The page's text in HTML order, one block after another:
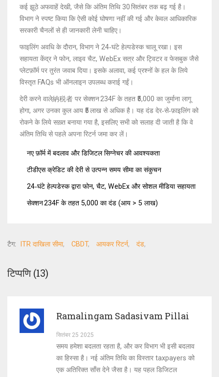
कई झूठे अफवाहें देखी, जैसे कि अंतिम तिथि 30 सितंबर तक बढ़ गई है।
विभाग ने स्पष्ट किया कि ऐसी कोई घोषणा नहीं की गई और केवल आधिकारिक
सरकारी चैनलों से ही जानकारी लेनी चाहिए।
फाइलिंग अवधि के दौरान, विभाग ने 24‑घंटे हेल्पडेस्क चालू रखा। इस
सहायता केंद्र ने फोन, लाइव चैट, WebEx सत्र और ट्विटर व फेसबुक जैसे
प्लेटफ़ॉर्म पर तुरंत जवाब दिया। इसके अलावा, कई प्रश्नों के हल के लिये
विस्तृत FAQs भी ऑनलाइन उपलब्ध कराई गईं।
देरी करने वाले納税者 पर सेक्शन 234F के तहत ₹5,000 का जुर्माना लागू
होगा, अगर उनका कुल आय ₹5 लाख से अधिक है। यह दंड देर‑से‑फ़ाइलिंग को
रोकने के लिये सख़्त बनाया गया है, इसलिए सभी को सलाह दी जाती है कि वे
अंतिम तिथि से पहले अपना रिटर्न जमा कर लें।
नए फ़ॉर्म में बदलाव और डिजिटल सिग्नेचर की आवश्यकता
टीडीएस क्रेडिट की देरी से उत्पन्न समय सीमा का संकुचन
24‑घंटे हेल्पडेस्क द्वारा फोन, चैट, WebEx और सोशल मीडिया सहायता
सेक्शन 234F के तहत ₹5,000 का दंड (आय > ₹5 लाख)
टैग: ITR दाखिला सीमा CBDT आयकर रिटर्न दंड
टिप्पणि (13)
Ramalingam Sadasivam Pillai
सितंबर 25 2025
समय हमेशा बदलता रहता है, और कर विभाग भी इसी बदलाव
का हिस्सा है। नई अंतिम तिथि का विस्तार taxpayers को
एक अतिरिक्त साँस देने जैसा है। यह पहल डिजिटल